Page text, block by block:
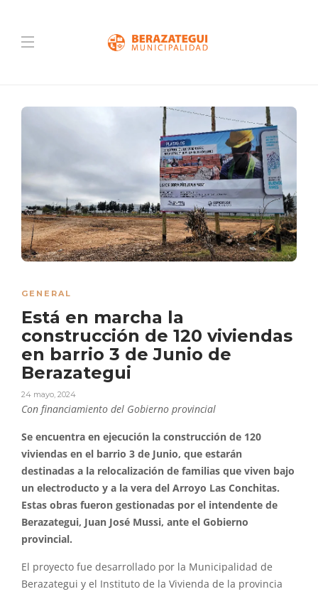
GENERAL
Está en marcha la
construcción de 120 viviendas
en barrio 3 de Junio de
Berazategui
24 mayo, 2024
Con financiamiento del Gobierno provincial
Se encuentra en ejecución la construcción de 120
viviendas en el barrio 3 de Junio, que estarán
destinadas a la relocalización de familias que viven bajo
un electroducto y a la vera del Arroyo Las Conchitas.
Estas obras fueron gestionadas por el intendente de
Berazategui, Juan José Mussi, ante el Gobierno
provincial.
El proyecto fue desarrollado por la Municipalidad de
Berazategui y el Instituto de la Vivienda de la provincia